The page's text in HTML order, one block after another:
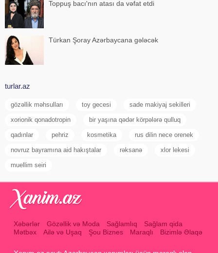
Toppuş bacı'nın atası da vəfat etdi
Türkan Şoray Azərbaycana gələcək
turlar.az
gözəllik məhsulları toy gecesi sade makiyaj sekilleri
xorionik qonadotropin bir yaşına qədər körpələrə qulluq
qadınlar pehriz kosmetika rus dilin nece orenek
novruz bayramına aid hakıştalar rəksanə xlor lekesi
muellim seiri
Xəbərlər Gözəllik və Moda Sağlamlıq
Sağlam qida
Mətbəx
Ailə və Uşaq Şou Biznes Maraqlı Bizimlə Əlaqə